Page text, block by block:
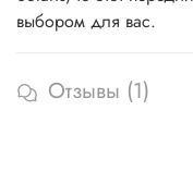
выбором для вас.
Отзывы (1)